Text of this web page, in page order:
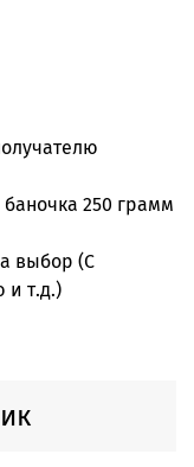
250 грамм
выбор (С
т.д.)